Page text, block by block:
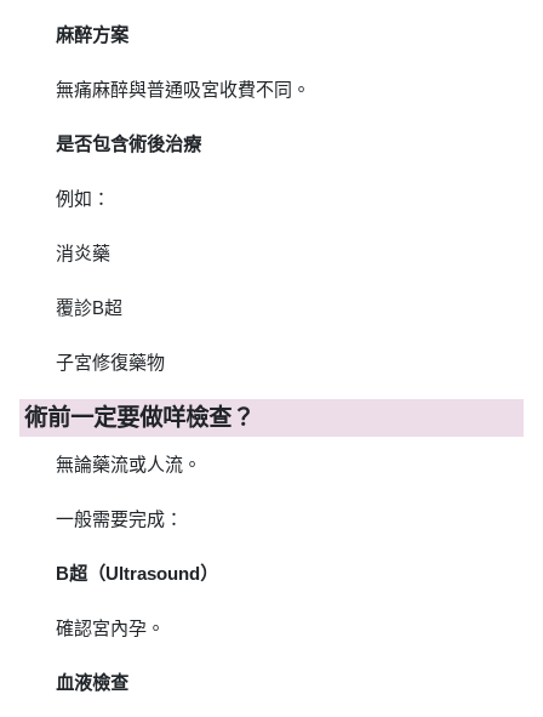
麻醉方案
無痛麻醉與普通吸宮收費不同。
是否包含術後治療
例如：
消炎藥
覆診B超
子宮修復藥物
術前一定要做咩檢查？
無論藥流或人流。
一般需要完成：
B超（Ultrasound）
確認宮內孕。
血液檢查